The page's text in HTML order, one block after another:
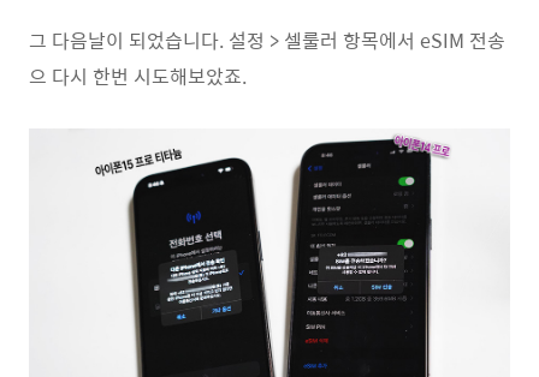
그 다음날이 되었습니다. 설정 > 셀룰러 항목에서 eSIM 전송
으 다시 한번 시도해보았죠.